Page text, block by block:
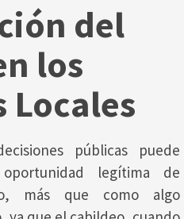
del
los
Locales
públicas puede
legítima de
más que como algo